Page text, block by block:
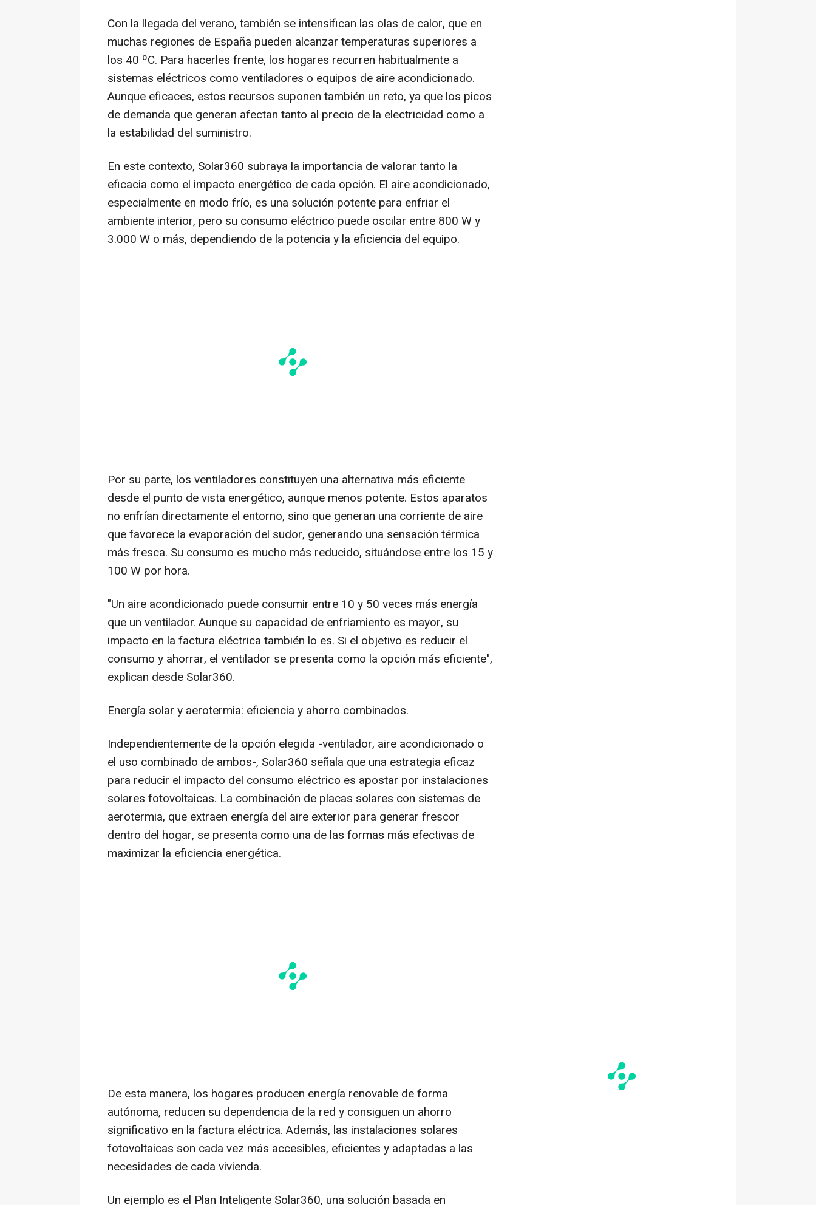
Con la llegada del verano, también se intensifican las olas de calor, que en
muchas regiones de España pueden alcanzar temperaturas superiores a
los 40 ºC. Para hacerles frente, los hogares recurren habitualmente a
sistemas eléctricos como ventiladores o equipos de aire acondicionado.
Aunque eficaces, estos recursos suponen también un reto, ya que los picos
de demanda que generan afectan tanto al precio de la electricidad como a
la estabilidad del suministro.
En este contexto, Solar360 subraya la importancia de valorar tanto la
eficacia como el impacto energético de cada opción. El aire acondicionado,
especialmente en modo frío, es una solución potente para enfriar el
ambiente interior, pero su consumo eléctrico puede oscilar entre 800 W y
3.000 W o más, dependiendo de la potencia y la eficiencia del equipo.
Por su parte, los ventiladores constituyen una alternativa más eficiente
desde el punto de vista energético, aunque menos potente. Estos aparatos
no enfrían directamente el entorno, sino que generan una corriente de aire
que favorece la evaporación del sudor, generando una sensación térmica
más fresca. Su consumo es mucho más reducido, situándose entre los 15 y
100 W por hora.
"Un aire acondicionado puede consumir entre 10 y 50 veces más energía
que un ventilador. Aunque su capacidad de enfriamiento es mayor, su
impacto en la factura eléctrica también lo es. Si el objetivo es reducir el
consumo y ahorrar, el ventilador se presenta como la opción más eficiente",
explican desde Solar360.
Energía solar y aerotermia: eficiencia y ahorro combinados.
Independientemente de la opción elegida -ventilador, aire acondicionado o
el uso combinado de ambos-, Solar360 señala que una estrategia eficaz
para reducir el impacto del consumo eléctrico es apostar por instalaciones
solares fotovoltaicas. La combinación de placas solares con sistemas de
aerotermia, que extraen energía del aire exterior para generar frescor
dentro del hogar, se presenta como una de las formas más efectivas de
maximizar la eficiencia energética.
De esta manera, los hogares producen energía renovable de forma
autónoma, reducen su dependencia de la red y consiguen un ahorro
significativo en la factura eléctrica. Además, las instalaciones solares
fotovoltaicas son cada vez más accesibles, eficientes y adaptadas a las
necesidades de cada vivienda.
Un ejemplo es el Plan Inteligente Solar360, una solución basada en